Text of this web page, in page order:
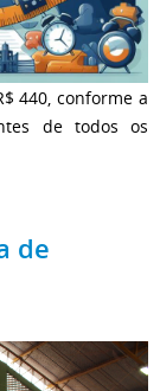
440, conforme a
de todos os
de